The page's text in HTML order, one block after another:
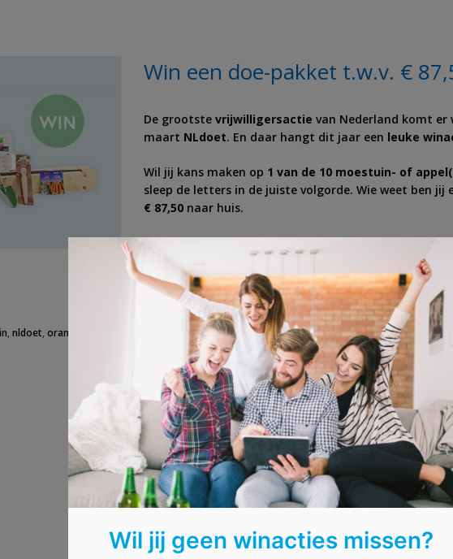
Win een doe-pakket t.w.v. €
De grootste vrijwilligersactie van Nederland komt er
maart NLdoet. En daar hangt dit jaar een leuke
Wil jij kans maken op 1 van de 10 moestuin- of
sleep de letters in de juiste volgorde. Wie weet ben
€ 87,50 naar huis.
,nldoet ,oranje fonds raad het woord,vrijwilligerorganisatie,vrijwilligers
Wil jij geen winacties missen?